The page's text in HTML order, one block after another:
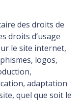
des droits de
droits d’usage
le site internet,
logos,
adaptation
quel que soit le